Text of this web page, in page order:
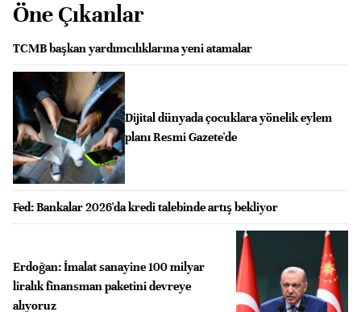
Öne Çıkanlar
TCMB başkan yardımcılıklarına yeni atamalar
Dijital dünyada çocuklara yönelik eylem
planı Resmi Gazete'de
Fed: Bankalar 2026'da kredi talebinde artış bekliyor
Erdoğan: İmalat sanayine 100 milyar
liralık finansman paketini devreye
alıyoruz